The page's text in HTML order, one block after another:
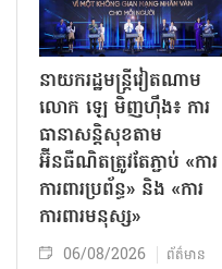
នាយករដ្ឋមន្ត្រីវៀតណាម
លោក ឡេ មិញហ៊ឹង៖ ការ
ធានាសន្តិសុខតាម
អ៊ីនធឺណិតត្រូវតែភ្ជាប់ «ការ
ការពារប្រព័ន្ធ» និង «ការ
ការពារមនុស្ស»
06/08/2026 ព័ត៌មាន